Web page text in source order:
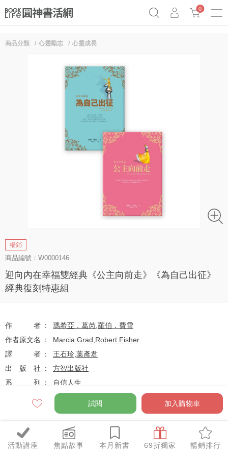
Netflix話題章魚小說！
0
活動講座 焦點故事 本月新書 69折獨家 暢銷排行
商品分類 心靈勵志 心靈成長
暢銷
商品編號：W0000146
迎向內在幸福雙經典《公主向前走》《為自己出征》
經典復刻特惠組
作者 瑪希亞．葛芮 羅伯．費雪
作者原文名
Marcia Grad Robert Fisher
譯者
王石珍 葉彥君
出版社
方智出版社
系列
自信人生
2017-09-01
定價 $550
試閱 加入購物車